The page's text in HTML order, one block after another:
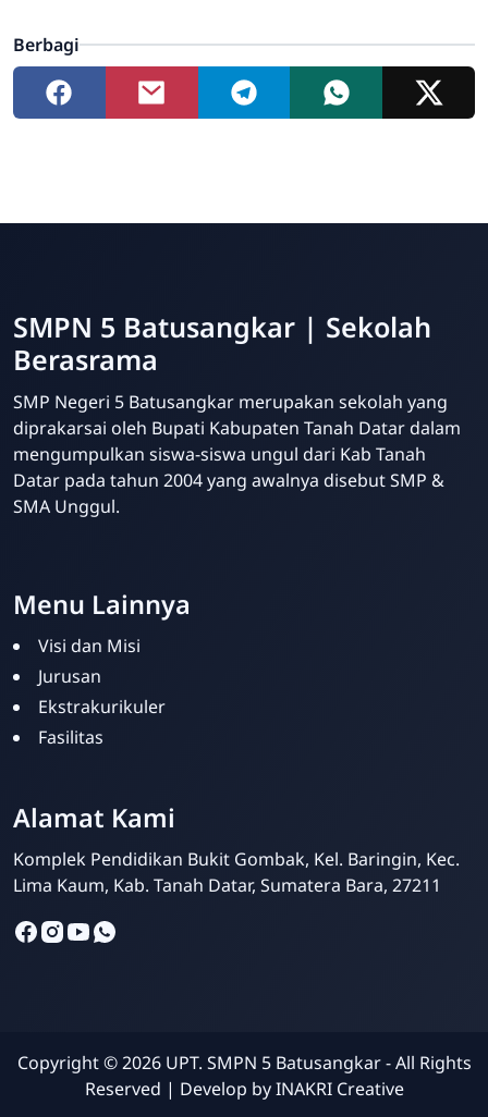
Berbagi
SMPN 5 Batusangkar | Sekolah
Berasrama
SMP Negeri 5 Batusangkar merupakan sekolah yang
diprakarsai oleh Bupati Kabupaten Tanah Datar dalam
mengumpulkan siswa-siswa ungul dari Kab Tanah
Datar pada tahun 2004 yang awalnya disebut SMP &
SMA Unggul.
Menu Lainnya
Visi dan Misi
Jurusan
Ekstrakurikuler
Fasilitas
Alamat Kami
Komplek Pendidikan Bukit Gombak, Kel. Baringin, Kec.
Lima Kaum, Kab. Tanah Datar, Sumatera Bara, 27211
Copyright ©2026UPT. SMPN 5 Batusangkar - All Rights
Reserved | Develop byINAKRI Creative